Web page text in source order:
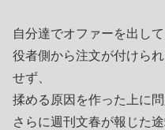
自分達でオファーを出して
役者側から注文が付けら
せず、
揉める原因を作った上に
さらに週刊文春が報じた